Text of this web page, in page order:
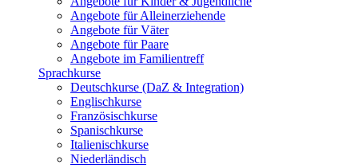
Angebote für Alleinerziehende
Angebote für Väter
Angebote für Paare
Angebote im Familientreff
Sprachkurse
Deutschkurse (DaZ & Integration)
Englischkurse
Französischkurse
Spanischkurse
Italienischkurse
Niederländisch